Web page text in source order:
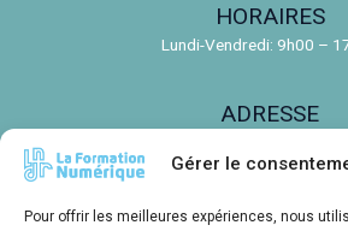
Gérer le
Pour offrir les meilleures expériences, nous
HORAIRES
Lundi-Vendredi: 9h00 –
ADRESSE
EMAIL